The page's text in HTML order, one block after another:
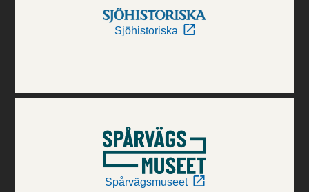
Sjöhistoriska
Spårvägsmuseet